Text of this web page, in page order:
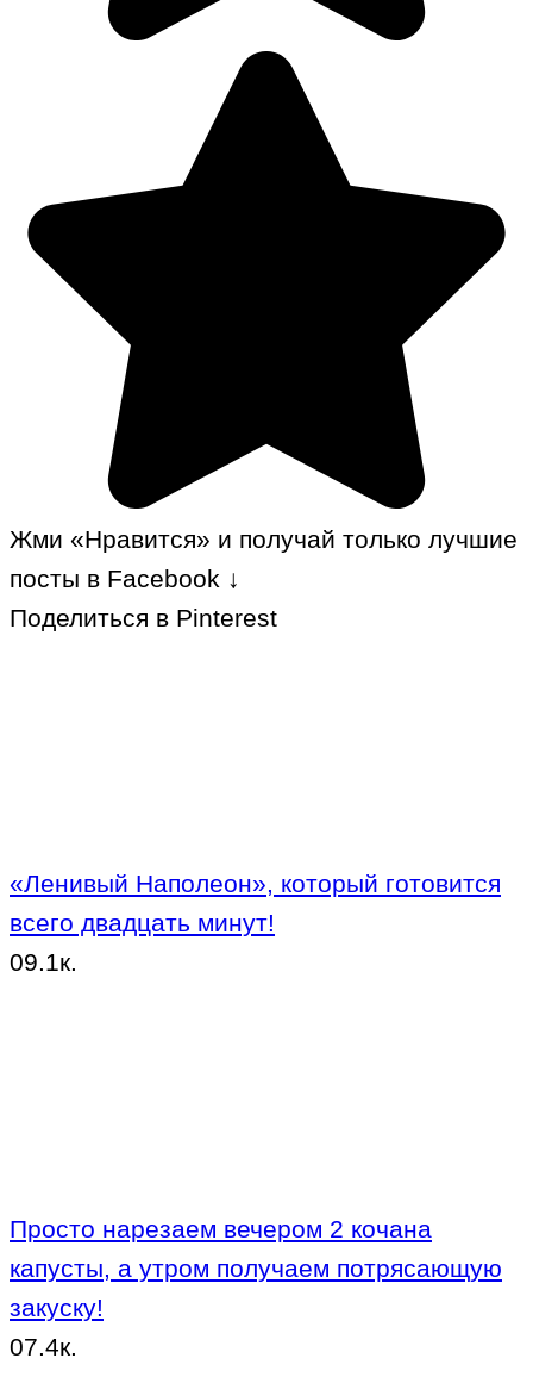
Жми «Нравится» и получай только лучшие
посты в Facebook ↓
Поделиться в Pinterest
«Ленивый Наполеон», который готовится
всего двадцать минут!
09.1к.
Просто нарезаем вечером 2 кочана
капусты, а утром получаем потрясающую
закуску!
07.4к.